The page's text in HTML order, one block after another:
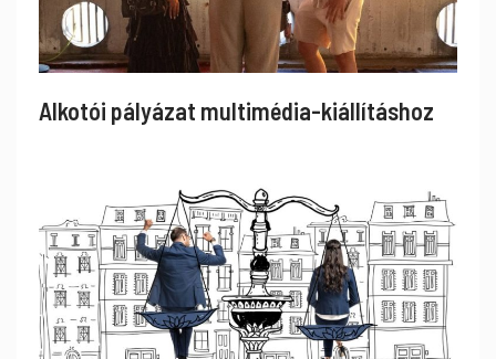
Alkotói pályázat multimédia-kiállításhoz